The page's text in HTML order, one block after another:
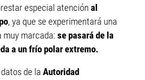
especial atención al
, ya que se experimentará una
marcada: se pasará de la
a un frío polar extremo.
de la Autoridad